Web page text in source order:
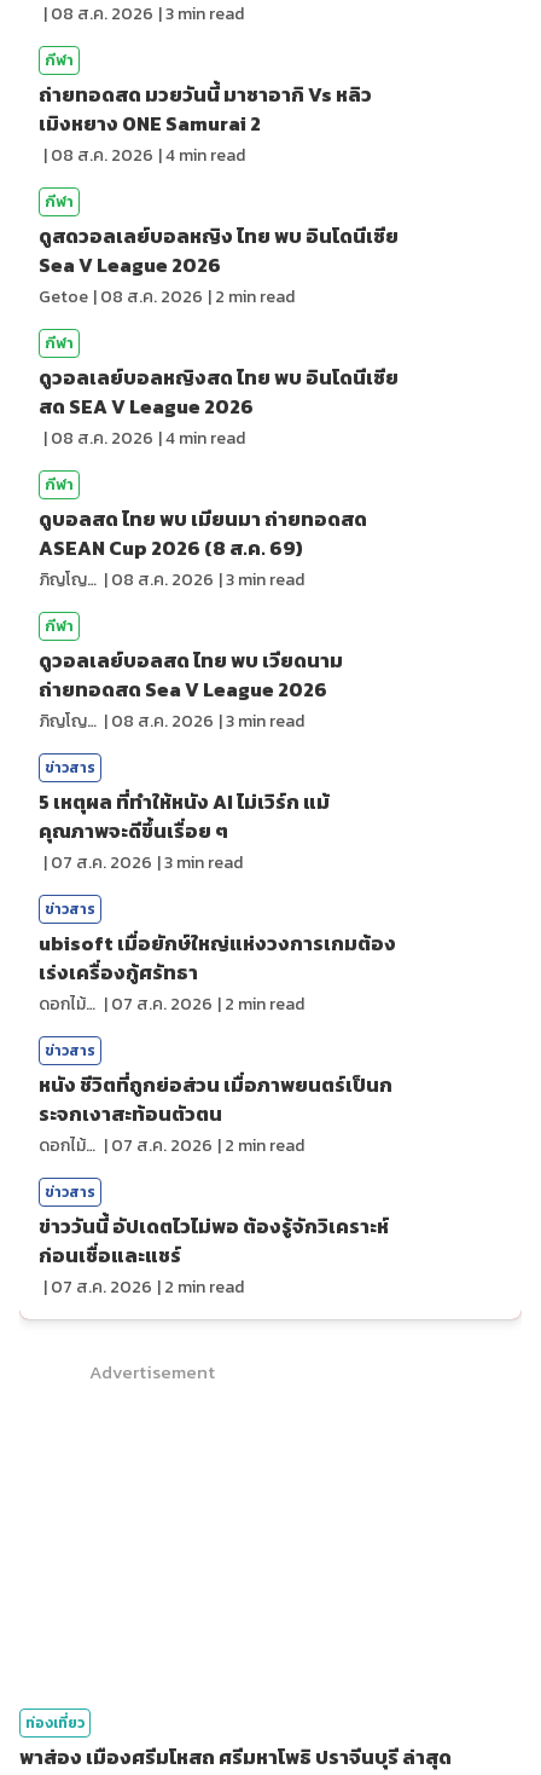
|08 ส.ค. 2026 |3min read
กีฬา
ถ่ายทอดสด มวยวันนี้ มาซาอากิ Vs หลิว
เมิงหยาง ONE Samurai 2
|08 ส.ค. 2026 |4min read
กีฬา
ดูสดวอลเลย์บอลหญิง ไทย พบ อินโดนีเซีย
Sea V League 2026
Getoe |08 ส.ค. 2026 |2 min read
กีฬา
ดูวอลเลย์บอลหญิงสด ไทย พบ อินโดนีเซีย
สด SEA V League 2026
|08 ส.ค. 2026 |4min read
กีฬา
ดูบอลสด ไทย พบ เมียนมา ถ่ายทอดสด
ASEAN Cup 2026 (8 ส.ค. 69)
ภิญโญ ส่องแสง |08 ส.ค. 2026 |3min read
กีฬา
ดูวอลเลย์บอลสด ไทย พบ เวียดนาม
ถ่ายทอดสด Sea V League 2026
ภิญโญ ส่องแสง |08 ส.ค. 2026 |3min read
ข่าวสาร
5 เหตุผล ที่ทำให้หนัง AI ไม่เวิร์ก แม้
คุณภาพจะดีขึ้นเรื่อย ๆ
|07 ส.ค. 2026 |3min read
ข่าวสาร
ubisoft เมื่อยักษ์ใหญ่แห่งวงการเกมต้อง
เร่งเครื่องกู้ศรัทธา
ดอกไม้กับสายน้ำ |07 ส.ค. 2026 |2 min read
ข่าวสาร
หนัง ชีวิตที่ถูกย่อส่วน เมื่อภาพยนตร์เป็นก
ระจกเงาสะท้อนตัวตน
ดอกไม้กับสายน้ำ |07 ส.ค. 2026 |2 min read
ข่าวสาร
ข่าววันนี้ อัปเดตไวไม่พอ ต้องรู้จักวิเคราะห์
ก่อนเชื่อและแชร์
|07 ส.ค. 2026 |2 min read
Advertisement
ท่องเที่ยว
พาส่อง เมืองศรีมโหสถ ศรีมหาโพธิ ปราจีนบุรี ล่าสุด